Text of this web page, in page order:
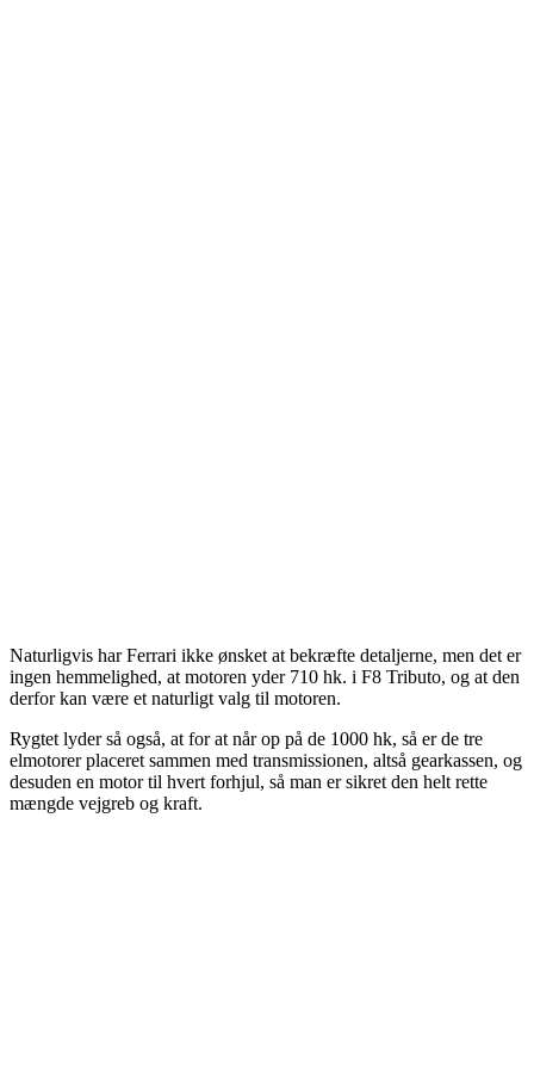
Naturligvis har Ferrari ikke ønsket at bekræfte detaljerne, men det er
ingen hemmelighed, at motoren yder 710 hk. i F8 Tributo, og at den
derfor kan være et naturligt valg til motoren.
Rygtet lyder så også, at for at når op på de 1000 hk, så er de tre
elmotorer placeret sammen med transmissionen, altså gearkassen, og
desuden en motor til hvert forhjul, så man er sikret den helt rette
mængde vejgreb og kraft.